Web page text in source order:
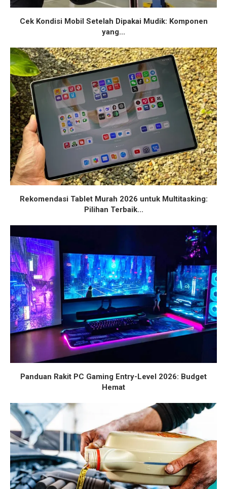
Cek Kondisi Mobil Setelah Dipakai Mudik: Komponen
yang...
Rekomendasi Tablet Murah 2026 untuk Multitasking:
Pilihan Terbaik...
Panduan Rakit PC Gaming Entry-Level 2026: Budget
Hemat